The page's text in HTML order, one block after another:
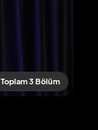
Toplam 3 Bölüm